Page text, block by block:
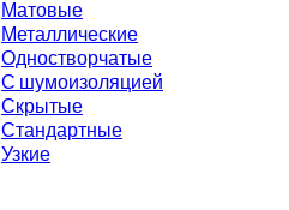
Матовые
Металлические
Одностворчатые
С шумоизоляцией
Скрытые
Стандартные
Узкие